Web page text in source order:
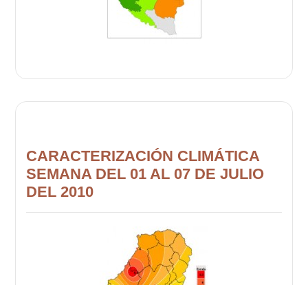
CARACTERIZACIÓN CLIMÁTICA
SEMANA DEL 01 AL 07 DE JULIO
DEL 2010